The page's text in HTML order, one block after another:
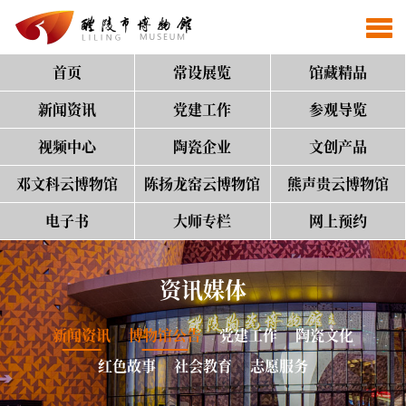
首页 常设展览
馆藏精品
新闻资讯
党建工作
参观导览
视频中心
陶瓷企业
文创产品
邓文科云博物馆
陈扬龙窑云博物馆
熊声贵云博物馆
电子书
大师专栏 网上预约
资讯媒体
新闻资讯 博物馆公告 党建工作
陶瓷文化
红色故事
社会教育 志愿服务